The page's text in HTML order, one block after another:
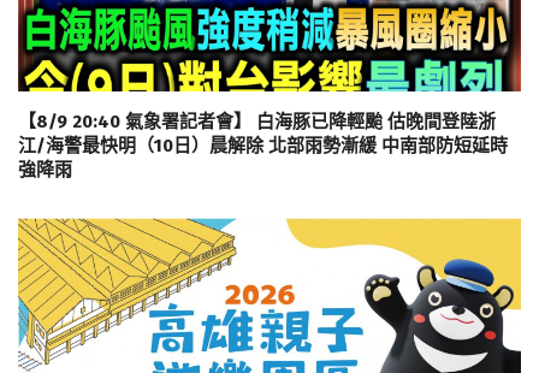
【8/9 20:40 氣象署記者會】 白海豚已降輕颱 估晚間登陸浙
江/海警最快明（10日）晨解除 北部雨勢漸緩 中南部防短延時
強降雨